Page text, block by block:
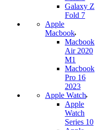
Galaxy Z
Fold 7
Apple
Macbook
Macbook
Air 2020
M1
Macbook
Pro 16
2023
Apple Watch
Apple
Watch
Series 10